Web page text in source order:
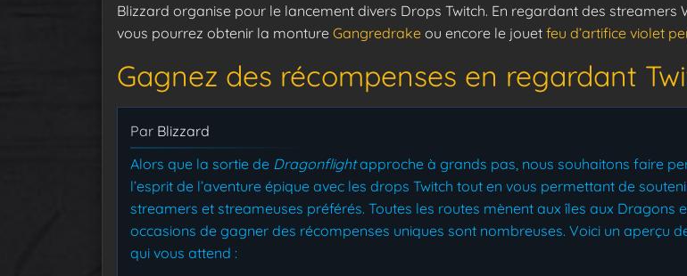
Blizzard organise pour le lancement divers Drops Twitch. En regardant des streamers
vous pourrez obtenir la monture Gangredrake ou encore le jouet feu d’artifice violet
Gagnez des récompenses en regardant
Par Blizzard
Alors que la sortie de Dragonflightapproche à grands pas, nous souhaitons faire
l’esprit de l’aventure épique avec les drops Twitch tout en vous permettant de
streamers et streameuses préférés. Toutes les routes mènent aux îles aux Dragons
occasions de gagner des récompenses uniques sont nombreuses. Voici un aperçu
qui vous attend :